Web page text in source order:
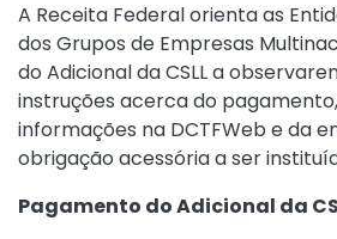
A Receita Federal orienta as
dos Grupos de Empresas
do Adicional da CSLL a
instruções acerca do
informações na DCTFWeb e da
obrigação acessória a ser
Pagamento do Adicional da